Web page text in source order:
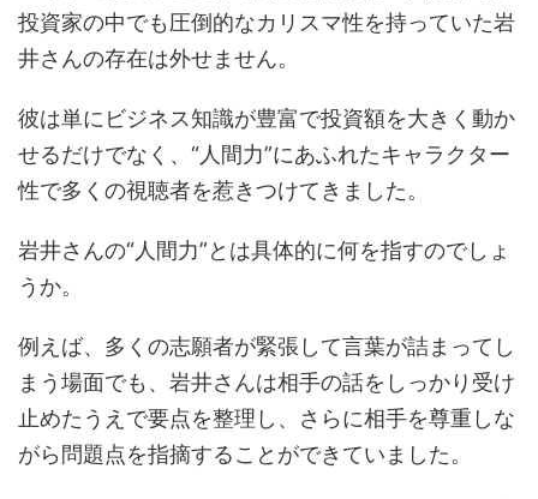
投資家の中でも圧倒的なカリスマ性を持っていた岩
井さんの存在は外せません。
彼は単にビジネス知識が豊富で投資額を大きく動か
せるだけでなく、“人間力”にあふれたキャラクター
性で多くの視聴者を惹きつけてきました。
岩井さんの“人間力”とは具体的に何を指すのでしょ
うか。
例えば、多くの志願者が緊張して言葉が詰まってし
まう場面でも、岩井さんは相手の話をしっかり受け
止めたうえで要点を整理し、さらに相手を尊重しな
がら問題点を指摘することができていました。